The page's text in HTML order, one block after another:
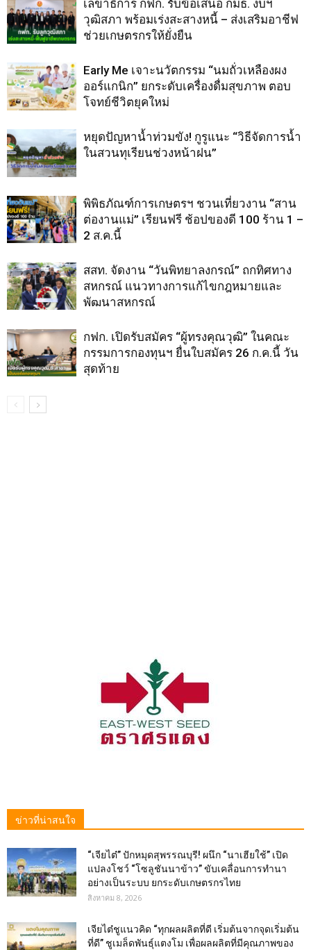
เลขาธิการ กฟก. รับข้อเสนอ กมธ. งบฯ
วุฒิสภา พร้อมเร่งสะสางหนี้ – ส่งเสริมอาชีฟ
ช่วยเกษตรกรให้ยั่งยืน
Early Me เจาะนวัตกรรม “นมถั่วเหลืองผง
ออร์แกนิก” ยกระดับเครื่องดื่มสุขภาพ ตอบ
โจทย์ชีวิตยุคใหม่
หยุดปัญหาน้ำท่วมขัง! กูรูแนะ “วิธีจัดการน้ำ
ในสวนทุเรียนช่วงหน้าฝน”
พิพิธภัณฑ์การเกษตรฯ ชวนเที่ยวงาน “สาน
ต่องานแม่” เรียนฟรี ช้อปของดี 100 ร้าน 1 –
2 ส.ค.นี้
สสท. จัดงาน “วันพิทยาลงกรณ์” ถกทิศทาง
สหกรณ์ แนวทางการแก้ไขกฎหมายและ
พัฒนาสหกรณ์
กฟก. เปิดรับสมัคร “ผู้ทรงคุณวุฒิ” ในคณะ
กรรมการกองทุนฯ ยื่นใบสมัคร 26 ก.ค.นี้ วัน
สุดท้าย
ข่าวที่น่าสนใจ
“เจียไต๋” ปักหมุดสุพรรณบุรี! ผนึก “นาเฮียใช้” เปิด
แปลงโชว์ “โซลูชันนาข้าว” ขับเคลื่อนการทำนา
อย่างเป็นระบบ ยกระดับเกษตรกรไทย
สิงหาคม 8, 2026
เจียไต๋ชูแนวคิด “ทุกผลผลิตที่ดี เริ่มต้นจากจุดเริ่มต้น
ที่ดี” ชูเมล็ดพันธุ์แตงโม เพื่อผลผลิตที่มีคุณภาพของ